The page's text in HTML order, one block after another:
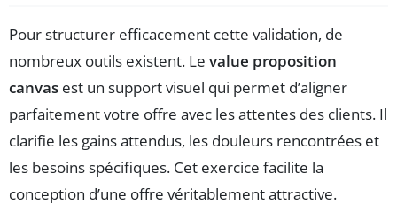
Pour structurer efficacement cette validation, de
nombreux outils existent. Le value proposition
canvas est un support visuel qui permet d’aligner
parfaitement votre offre avec les attentes des clients. Il
clarifie les gains attendus, les douleurs rencontrées et
les besoins spécifiques. Cet exercice facilite la
conception d’une offre véritablement attractive.